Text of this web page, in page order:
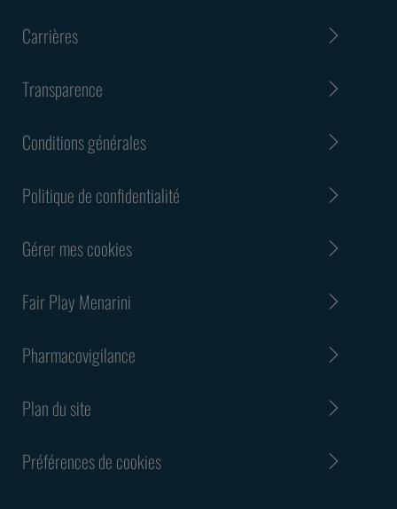
Carrières
Transparence
Conditions générales
Politique de confidentialité
Gérer mes cookies
Fair Play Menarini
Pharmacovigilance
Plan du site
Préférences de cookies